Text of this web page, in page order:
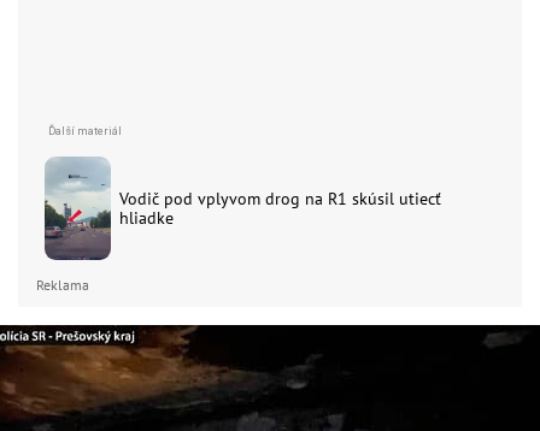
Vodič pod vplyvom drog na R1 skúsil utiecť
hliadke
Reklama